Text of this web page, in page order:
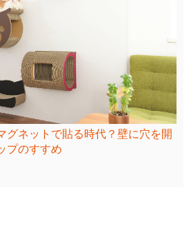
グネットで貼る時代？壁に穴を開
プのすすめ